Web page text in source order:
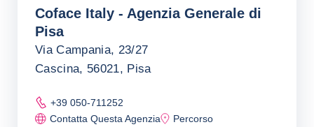
Coface Italy - Agenzia Generale di
Pisa
Via Campania, 23/27
Cascina, 56021, Pisa
+39 050-711252
Contatta Questa Agenzia
Percorso